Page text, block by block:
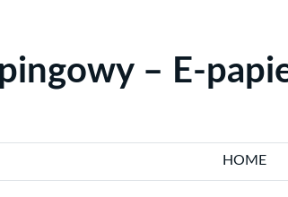
– E-
HOME